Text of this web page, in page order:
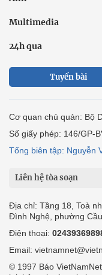
Multimedia
24h qua
Tuyến bài
Cơ quan chủ quản: Bộ
Số giấy phép: 146/GP-
Tổng biên tập: Nguyễn
Liên hệ tòa soạn
Địa chỉ: Tầng 18, Toà
Đình Nghệ, phường Cầu
Điện thoại:
Email:
© 1997 Báo